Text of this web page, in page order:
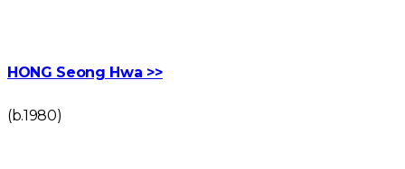
HONG Seong Hwa >>
(b.1980)